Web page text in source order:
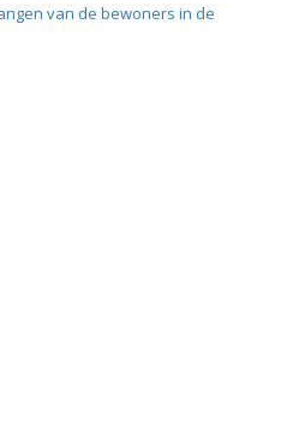
van de bewoners in de